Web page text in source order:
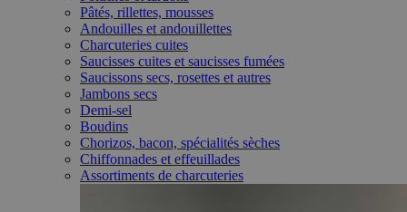
Pâtés, rillettes, mousses
Andouilles et andouillettes
Charcuteries cuites
Saucisses cuites et saucisses fumées
Saucissons secs, rosettes et autres
Jambons secs
Demi-sel
Boudins
Chorizos, bacon, spécialités sèches
Chiffonnades et effeuillades
Assortiments de charcuteries